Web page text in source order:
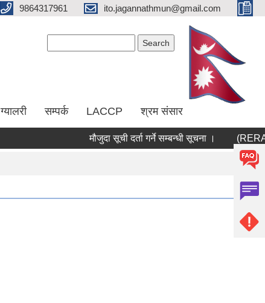
9864317961 ito.jagannathmun@gmail.com
ग्यालरी सम्पर्क LACCP श्रम संसार
मौजुदा सूची दर्ता गर्ने सम्बन्धी सूचना । (RERAS) रेरास